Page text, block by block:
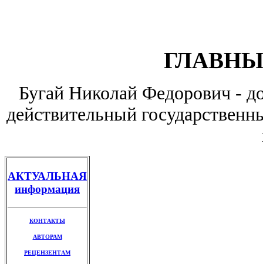
Бугай Николай Федорович -
действительный
АКТУАЛЬНАЯ
информация
КОНТАКТЫ
АВТОРАМ
РЕЦЕНЗЕНТАМ